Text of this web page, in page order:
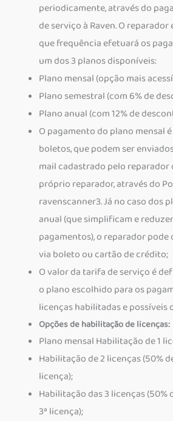
periodicamente, através do
de serviço à Raven. O
que frequência efetuará os
um dos 3 planos disponíveis:
Plano mensal (opção mais
Plano semestral (com 6% de
Plano anual (com 12% de
O pagamento do plano mensal
boletos, que podem ser
mail cadastrado pelo
próprio reparador, através do
ravenscanner3. Já no caso dos
anual (que simplificam e
pagamentos), o reparador
via boleto ou cartão de crédito;
O valor da tarifa de serviço é
o plano escolhido para os
licenças habilitadas e possíveis
Opções de habilitação de licenças:
Plano mensal Habilitação de 1
Habilitação de 2 licenças (50%
licença);
Habilitação das 3 licenças (50%
3ª licença);